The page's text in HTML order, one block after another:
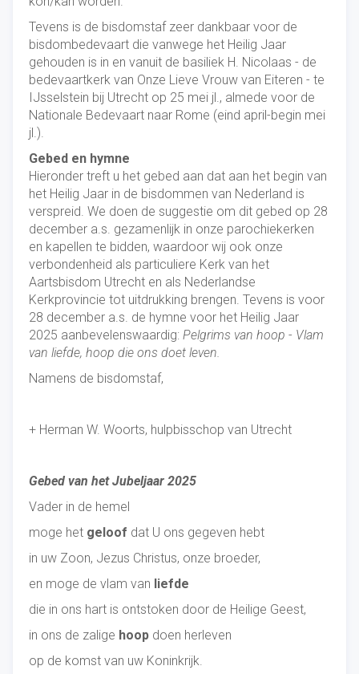
Tevens is de bisdomstaf zeer dankbaar voor de
bisdombedevaart die vanwege het Heilig Jaar
gehouden is in en vanuit de basiliek H. Nicolaas - de
bedevaartkerk van Onze Lieve Vrouw van Eiteren - te
IJsselstein bij Utrecht op 25 mei jl., almede voor de
Nationale Bedevaart naar Rome (eind april-begin mei
jl.).
Gebed en hymne
Hieronder treft u het gebed aan dat aan het begin van
het Heilig Jaar in de bisdommen van Nederland is
verspreid. We doen de suggestie om dit gebed op 28
december a.s. gezamenlijk in onze parochiekerken
en kapellen te bidden, waardoor wij ook onze
verbondenheid als particuliere Kerk van het
Aartsbisdom Utrecht en als Nederlandse
Kerkprovincie tot uitdrukking brengen. Tevens is voor
28 december a.s. de hymne voor het Heilig Jaar
2025 aanbevelenswaardig: Pelgrims van hoop - Vlam
van liefde, hoop die ons doet leven.
Namens de bisdomstaf,
+ Herman W. Woorts, hulpbisschop van Utrecht
Gebed van het Jubeljaar 2025
Vader in de hemel
moge het geloof dat U ons gegeven hebt
in uw Zoon, Jezus Christus, onze broeder,
en moge de vlam van liefde
die in ons hart is ontstoken door de Heilige Geest,
in ons de zalige hoop doen herleven
op de komst van uw Koninkrijk.